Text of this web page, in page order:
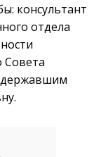
консультант
отдела
Совета